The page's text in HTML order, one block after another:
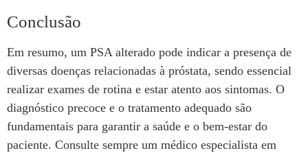
Conclusão
Em resumo, um PSA alterado pode indicar a presença de
diversas doenças relacionadas à próstata, sendo essencial
realizar exames de rotina e estar atento aos sintomas. O
diagnóstico precoce e o tratamento adequado são
fundamentais para garantir a saúde e o bem-estar do
paciente. Consulte sempre um médico especialista em